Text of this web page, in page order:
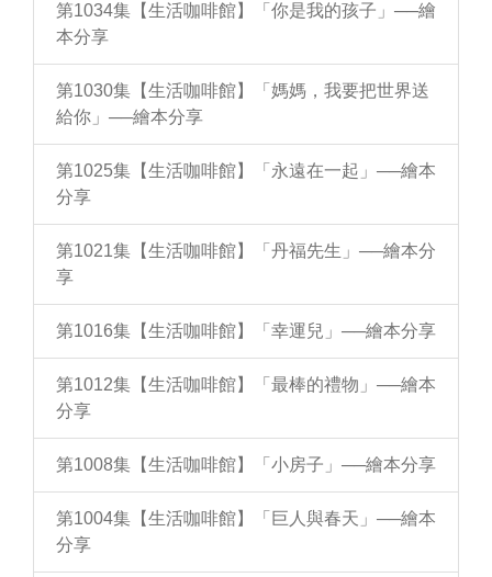
第1034集【生活咖啡館】「你是我的孩子」──繪
本分享
第1030集【生活咖啡館】「媽媽，我要把世界送
給你」──繪本分享
第1025集【生活咖啡館】「永遠在一起」──繪本
分享
第1021集【生活咖啡館】「丹福先生」──繪本分
享
第1016集【生活咖啡館】「幸運兒」──繪本分享
第1012集【生活咖啡館】「最棒的禮物」──繪本
分享
第1008集【生活咖啡館】「小房子」──繪本分享
第1004集【生活咖啡館】「巨人與春天」──繪本
分享